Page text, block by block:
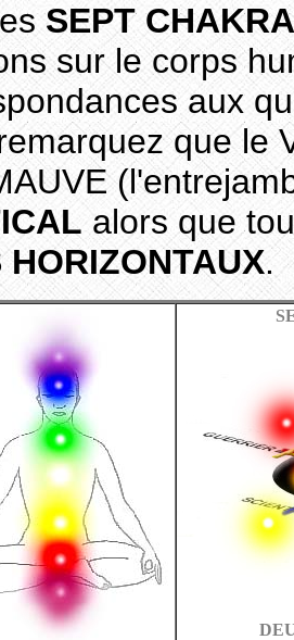
SEPT
sur le corps
aux
que le
alors que
HORIZONTAUX.